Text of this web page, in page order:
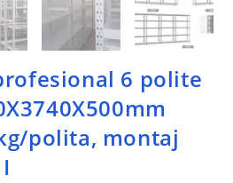
6 polite
polita, montaj